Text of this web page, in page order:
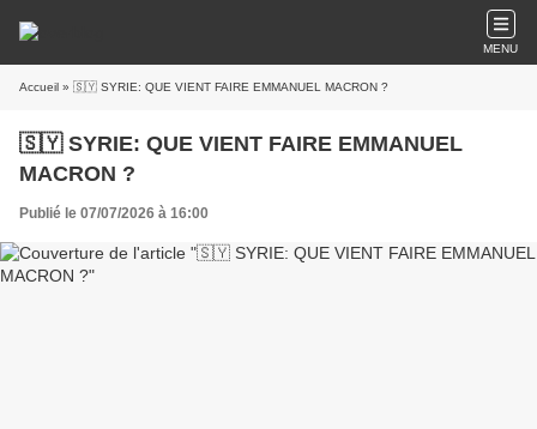
MENU
Accueil » 🇸🇾 SYRIE: QUE VIENT FAIRE EMMANUEL MACRON ?
🇸🇾 SYRIE: QUE VIENT FAIRE EMMANUEL
MACRON ?
Publié le 07/07/2026 à 16:00